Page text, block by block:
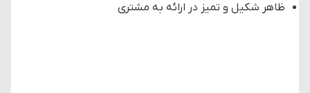
ظاهر شکیل و تمیز در ارائه به مشتری